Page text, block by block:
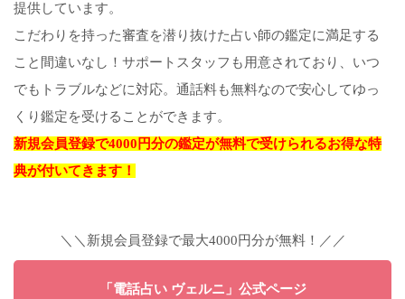
提供しています。
こだわりを持った審査を潜り抜けた占い師の鑑定に満足する
こと間違いなし！サポートスタッフも用意されており、いつ
でもトラブルなどに対応。通話料も無料なので安心してゆっ
くり鑑定を受けることができます。
新規会員登録で4000円分の鑑定が無料で受けられるお得な特
典が付いてきます！
＼＼新規会員登録で最大4000円分が無料！／／
「電話占い ヴェルニ」公式ページ